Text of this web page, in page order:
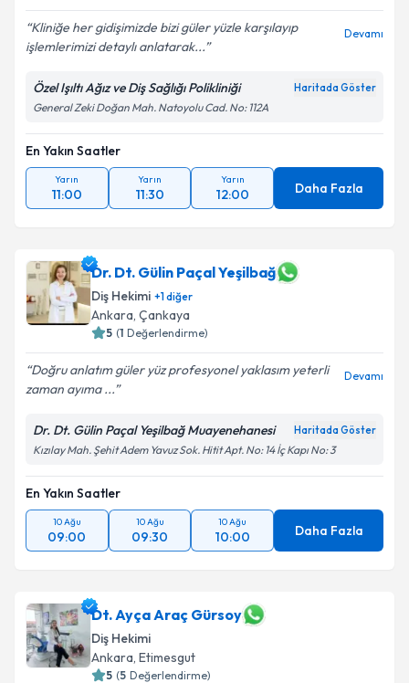
Kliniğe her gidişimizde bizi güler yüzle karşılayıp
işlemlerimizi detaylı anlatarak...
Devamı
Özel Işıltı Ağız ve Diş Sağlığı Polikliniği Haritada Göster
General Zeki Doğan Mah. Natoyolu Cad. No: 112A
En Yakın Saatler
Yarın
11:00
Yarın
11:30
Yarın
12:00 Daha Fazla
Dr. Dt. Gülin Paçal Yeşilbağ
Diş Hekimi +1diğer
Ankara, Çankaya
5 (1 Değerlendirme)
Doğru anlatım güler yüz profesyonel yaklasım yeterli
zaman ayıma ...
Devamı
Dr. Dt. Gülin Paçal Yeşilbağ Muayenehanesi Haritada Göster
Kızılay Mah. Şehit Adem Yavuz Sok. Hitit Apt. No: 14 İç Kapı No: 3
En Yakın Saatler
10 Ağu
09:00
10 Ağu
09:30
10 Ağu
10:00 Daha Fazla
Dt. Ayça Araç Gürsoy
Diş Hekimi
Ankara, Etimesgut
5 (5 Değerlendirme)